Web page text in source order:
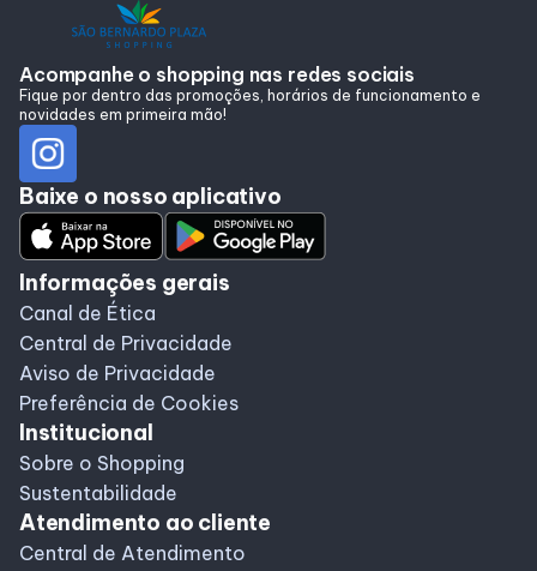
Programa de benefícios
Acompanhe o shopping nas redes sociais
Fique por dentro das promoções, horários de funcionamento e
novidades em primeira mão!
Baixe o nosso aplicativo
Informações gerais
Canal de Ética
Central de Privacidade
Aviso de Privacidade
Preferência de Cookies
Institucional
Sobre o Shopping
Sustentabilidade
Atendimento ao cliente
Central de Atendimento